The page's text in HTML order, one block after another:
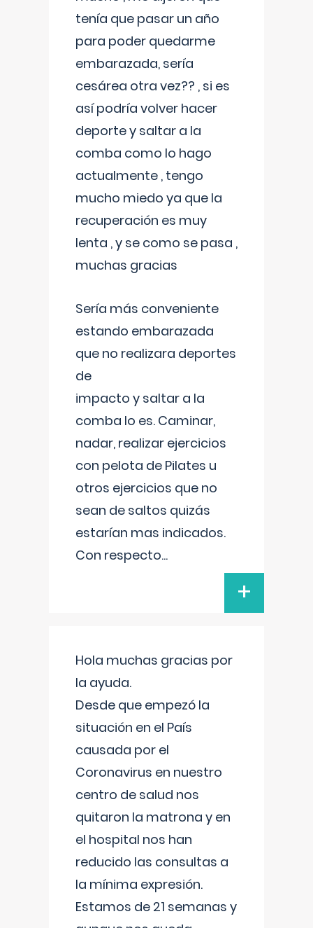
tenía que pasar un año
para poder quedarme
embarazada, sería
cesárea otra vez?? , si es
así podría volver hacer
deporte y saltar a la
comba como lo hago
actualmente , tengo
mucho miedo ya que la
recuperación es muy
lenta , y se como se pasa ,
muchas gracias
Sería más conveniente
estando embarazada
que no realizara deportes
de
impacto y saltar a la
comba lo es. Caminar,
nadar, realizar ejercicios
con pelota de Pilates u
otros ejercicios que no
sean de saltos quizás
estarían mas indicados.
Con respecto...
+
Hola muchas gracias por
la ayuda.
Desde que empezó la
situación en el País
causada por el
Coronavirus en nuestro
centro de salud nos
quitaron la matrona y en
el hospital nos han
reducido las consultas a
la mínima expresión.
Estamos de 21 semanas y